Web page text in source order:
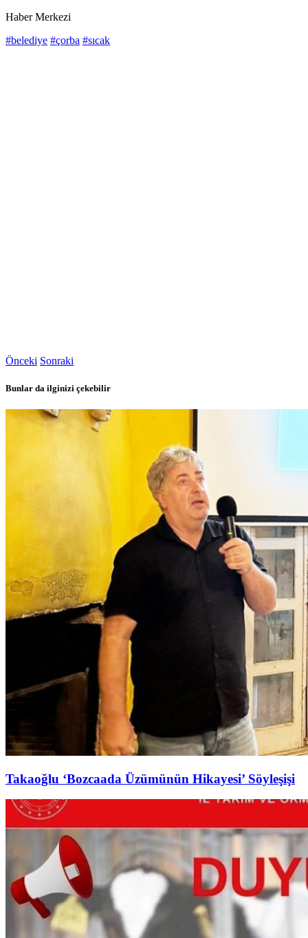
Haber Merkezi
#belediye #çorba #sıcak
Önceki Sonraki
Bunlar da ilginizi çekebilir
Takaoğlu ‘Bozcaada Üzümünün Hikayesi’ Söyleşişi